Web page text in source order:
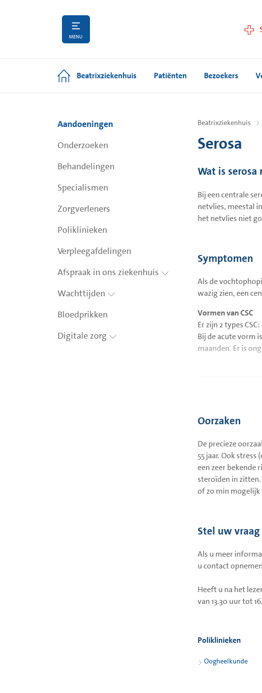
MENU
Beatrixziekenhuis Patiënten Bezoekers
Aandoeningen
Onderzoeken
Behandelingen
Specialismen
Zorgverleners
Poliklinieken
Verpleegafdelingen
Afspraak in ons ziekenhuis
Wachttijden
Bloedprikken
Digitale zorg
Beatrixziekenhuis
Serosa
Wat is
Bij een centrale
netvlies, meestal
het netvlies niet
Symptomen
Als de
wazig zien, een
Vormen van CSC
Er zijn 2 types
Bij de acute vorm
maanden. Er is
(neovascularisatie
Oorzaken
De precieze
55 jaar. Ook
een zeer bekende
steroïden in
of zo min mogelijk
Stel uw
Als u meer
u contact
Heeft u na het
van 13.30 uur tot
Poliklinieken
Oogheelkunde